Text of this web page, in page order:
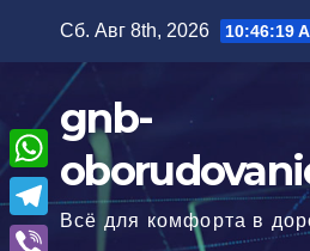
содержимому
Сб. Авг 8th, 2026 10:46:20
gnb-
Всё для комфорта в
W
h
T